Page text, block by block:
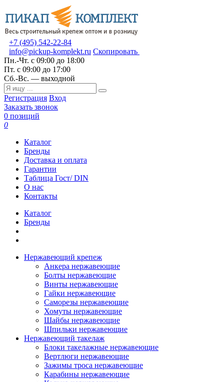
+7 (495) 542-22-84
info@pickup-komplekt.ru Скопировать
Пн.-Чт. с 09:00 до 18:00
Пт. с 09:00 до 17:00
Сб.-Вс. — выходной
Регистрация Вход
Заказать звонок
0 позиций
0
Каталог
Бренды
Доставка и оплата
Гарантии
Таблица Гост/ DIN
О нас
Контакты
Каталог
Бренды
Нержавеющий крепеж
Анкера нержавеющие
Болты нержавеющие
Винты нержавеющие
Гайки нержавеющие
Саморезы нержавеющие
Хомуты нержавеющие
Шайбы нержавеющие
Шпильки нержавеющие
Нержавеющий такелаж
Блоки такелажные нержавеющие
Вертлюги нержавеющие
Зажимы троса нержавеющие
Карабины нержавеющие